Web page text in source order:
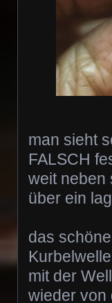
man sieht
FALSCH
weit neben
über ein
das
mit der
wieder von